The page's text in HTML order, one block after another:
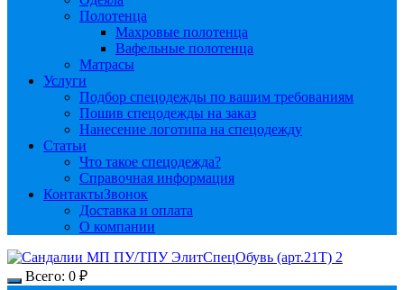
Полотенца
Махровые полотенца
Вафельные полотенца
Матрасы
Услуги
Подбор спецодежды по вашим требованиям
Пошив спецодежды на заказ
Нанесение логотипа на спецодежду
Статьи
Что такое спецодежда?
Справочная информация
КонтактыЗвонок
Доставка и оплата
О компании
Всего: 0 ₽